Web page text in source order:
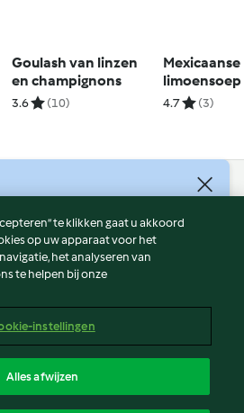
Goulash van linzen
en champignons
3.6 (10)
Mexicaanse
limoensoep
4.7 (3)
te klikken gaat u akkoord
op uw apparaat voor het
het analyseren van
te helpen bij onze
instellingen
Alles afwijzen